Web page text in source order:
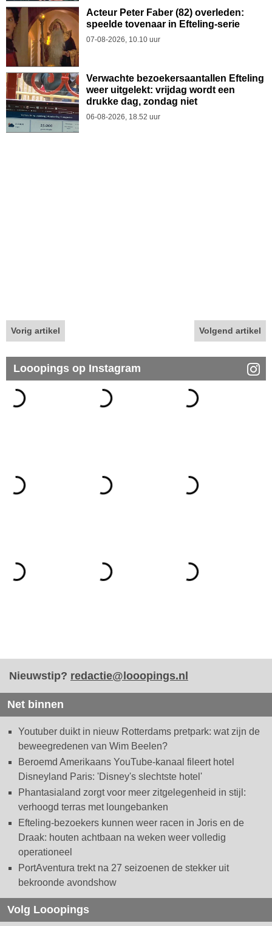
Acteur Peter Faber (82) overleden:
speelde tovenaar in Efteling-serie
07-08-2026, 10.10 uur
Verwachte bezoekersaantallen Efteling
weer uitgelekt: vrijdag wordt een
drukke dag, zondag niet
06-08-2026, 18.52 uur
Vorig artikel Volgend artikel
Looopings op Instagram
Nieuwstip? redactie@looopings.nl
Net binnen
Youtuber duikt in nieuw Rotterdams pretpark: wat zijn de
beweegredenen van Wim Beelen?
Beroemd Amerikaans YouTube-kanaal fileert hotel
Disneyland Paris: 'Disney's slechtste hotel'
Phantasialand zorgt voor meer zitgelegenheid in stijl:
verhoogd terras met loungebanken
Efteling-bezoekers kunnen weer racen in Joris en de
Draak: houten achtbaan na weken weer volledig
operationeel
PortAventura trekt na 27 seizoenen de stekker uit
bekroonde avondshow
Volg Looopings